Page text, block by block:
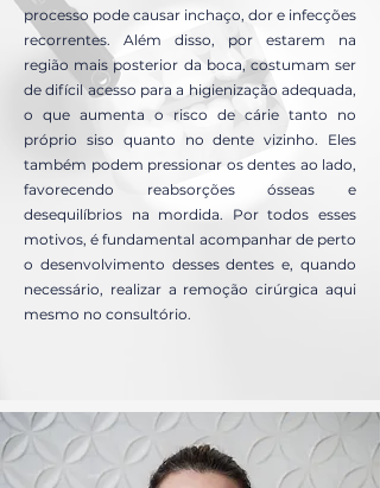
processo pode causar inchaço, dor e infecções
recorrentes. Além disso, por estarem na
região mais posterior da boca, costumam ser
de difícil acesso para a higienização adequada,
o que aumenta o risco de cárie tanto no
próprio siso quanto no dente vizinho. Eles
também podem pressionar os dentes ao lado,
favorecendo reabsorções ósseas e
desequilíbrios na mordida. Por todos esses
motivos, é fundamental acompanhar de perto
o desenvolvimento desses dentes e, quando
necessário, realizar a remoção cirúrgica aqui
mesmo no consultório.